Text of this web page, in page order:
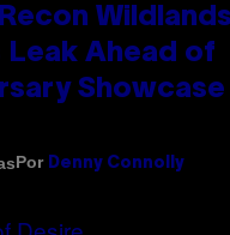
Leak Ahead of
Showcase
Por Denny Connolly